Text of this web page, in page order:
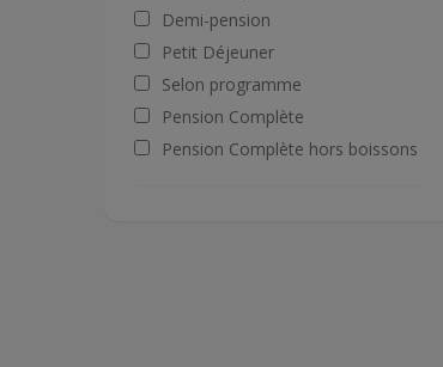
Demi-pension
Petit Déjeuner
Selon programme
Pension Complète
Pension Complète hors boissons